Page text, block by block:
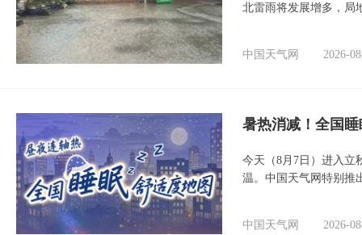
北雷雨将发展增多，局
中国天气网 2026-
暑热消减！全国
今天（8月7日）进入立
温。中国天气网特别推
中国天气网 2026-